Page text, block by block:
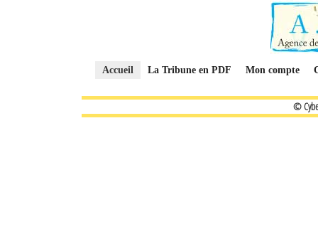
Accueil La Tribune en PDF Mon compte
©